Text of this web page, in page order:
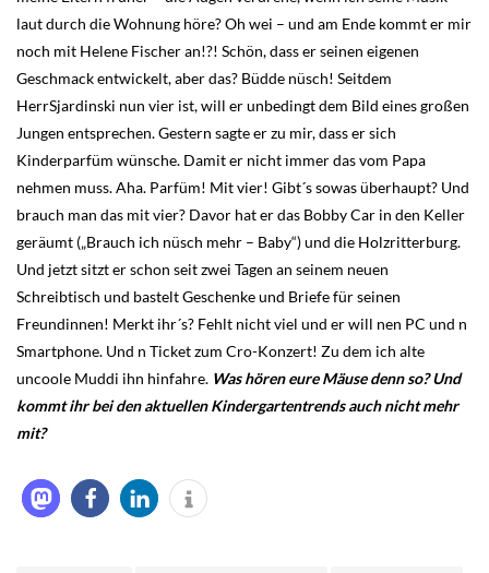
laut durch die Wohnung höre? Oh wei – und am Ende kommt er mir
noch mit Helene Fischer an!?! Schön, dass er seinen eigenen
Geschmack entwickelt, aber das? Büdde nüsch! Seitdem
HerrSjardinski nun vier ist, will er unbedingt dem Bild eines großen
Jungen entsprechen. Gestern sagte er zu mir, dass er sich
Kinderparfüm wünsche. Damit er nicht immer das vom Papa
nehmen muss. Aha. Parfüm! Mit vier! Gibt´s sowas überhaupt? Und
brauch man das mit vier? Davor hat er das Bobby Car in den Keller
geräumt („Brauch ich nüsch mehr – Baby“) und die Holzritterburg.
Und jetzt sitzt er schon seit zwei Tagen an seinem neuen
Schreibtisch und bastelt Geschenke und Briefe für seinen
Freundinnen! Merkt ihr´s? Fehlt nicht viel und er will nen PC und n
Smartphone. Und n Ticket zum Cro-Konzert! Zu dem ich alte
uncoole Muddi ihn hinfahre. Was hören eure Mäuse denn so? Und
kommt ihr bei den aktuellen Kindergartentrends auch nicht mehr
mit?